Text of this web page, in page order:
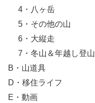
4・八ヶ岳
5・その他の山
6・大縦走
7・冬山＆年越し登山
B・山道具
D・移住ライフ
E・動画